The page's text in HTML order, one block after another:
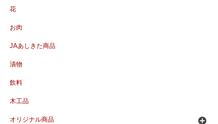
花
お肉
JAあしきた商品
漬物
飲料
木工品
オリジナル商品